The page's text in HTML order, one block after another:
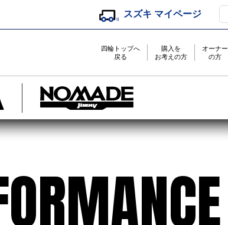
スズキ マイページ
四輪トップへ
戻る
購入を
お考えの方
オーナー
の方